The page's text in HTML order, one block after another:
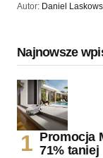
Autor: Daniel
Najnowsze
Promocja
71% taniej